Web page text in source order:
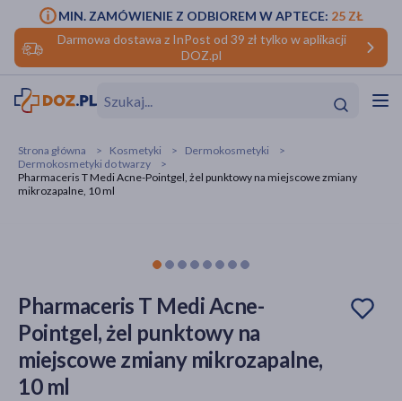
Darmowa dostawa z InPost od 39 zł tylko w aplikacji
DOZ.pl
MIN. ZAMÓWIENIE Z ODBIOREM W APTECE: 25 ZŁ
Strona główna Kosmetyki
Dermokosmetyki
Dermokosmetyki do twarzy
Pharmaceris T Medi Acne-Pointgel, żel punktowy na miejscowe zmiany
mikrozapalne, 10 ml
Pharmaceris T Medi Acne-
Pointgel, żel punktowy na
miejscowe zmiany mikrozapalne,
10 ml